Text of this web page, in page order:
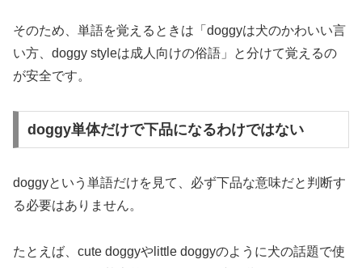
そのため、単語を覚えるときは「doggyは犬のかわいい言
い方、doggy styleは成人向けの俗語」と分けて覚えるの
が安全です。
doggy単体だけで下品になるわけではない
doggyという単語だけを見て、必ず下品な意味だと判断す
る必要はありません。
たとえば、cute doggyやlittle doggyのように犬の話題で使